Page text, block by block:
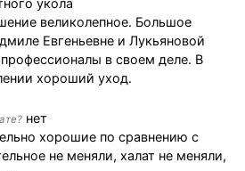
укола
великолепное. Большое
Евгеньевне и Лукьяновой
в своем деле. В
хороший уход.
нет
хорошие по сравнению с
не меняли, халат не меняли,